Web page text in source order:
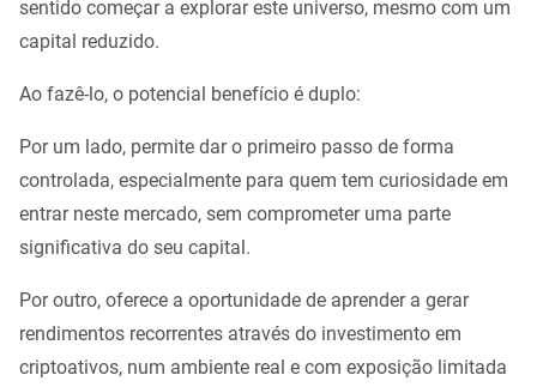
sentido começar a explorar este universo, mesmo com um
capital reduzido.
Ao fazê-lo, o potencial benefício é duplo:
Por um lado, permite dar o primeiro passo de forma
controlada, especialmente para quem tem curiosidade em
entrar neste mercado, sem comprometer uma parte
significativa do seu capital.
Por outro, oferece a oportunidade de aprender a gerar
rendimentos recorrentes através do investimento em
criptoativos, num ambiente real e com exposição limitada